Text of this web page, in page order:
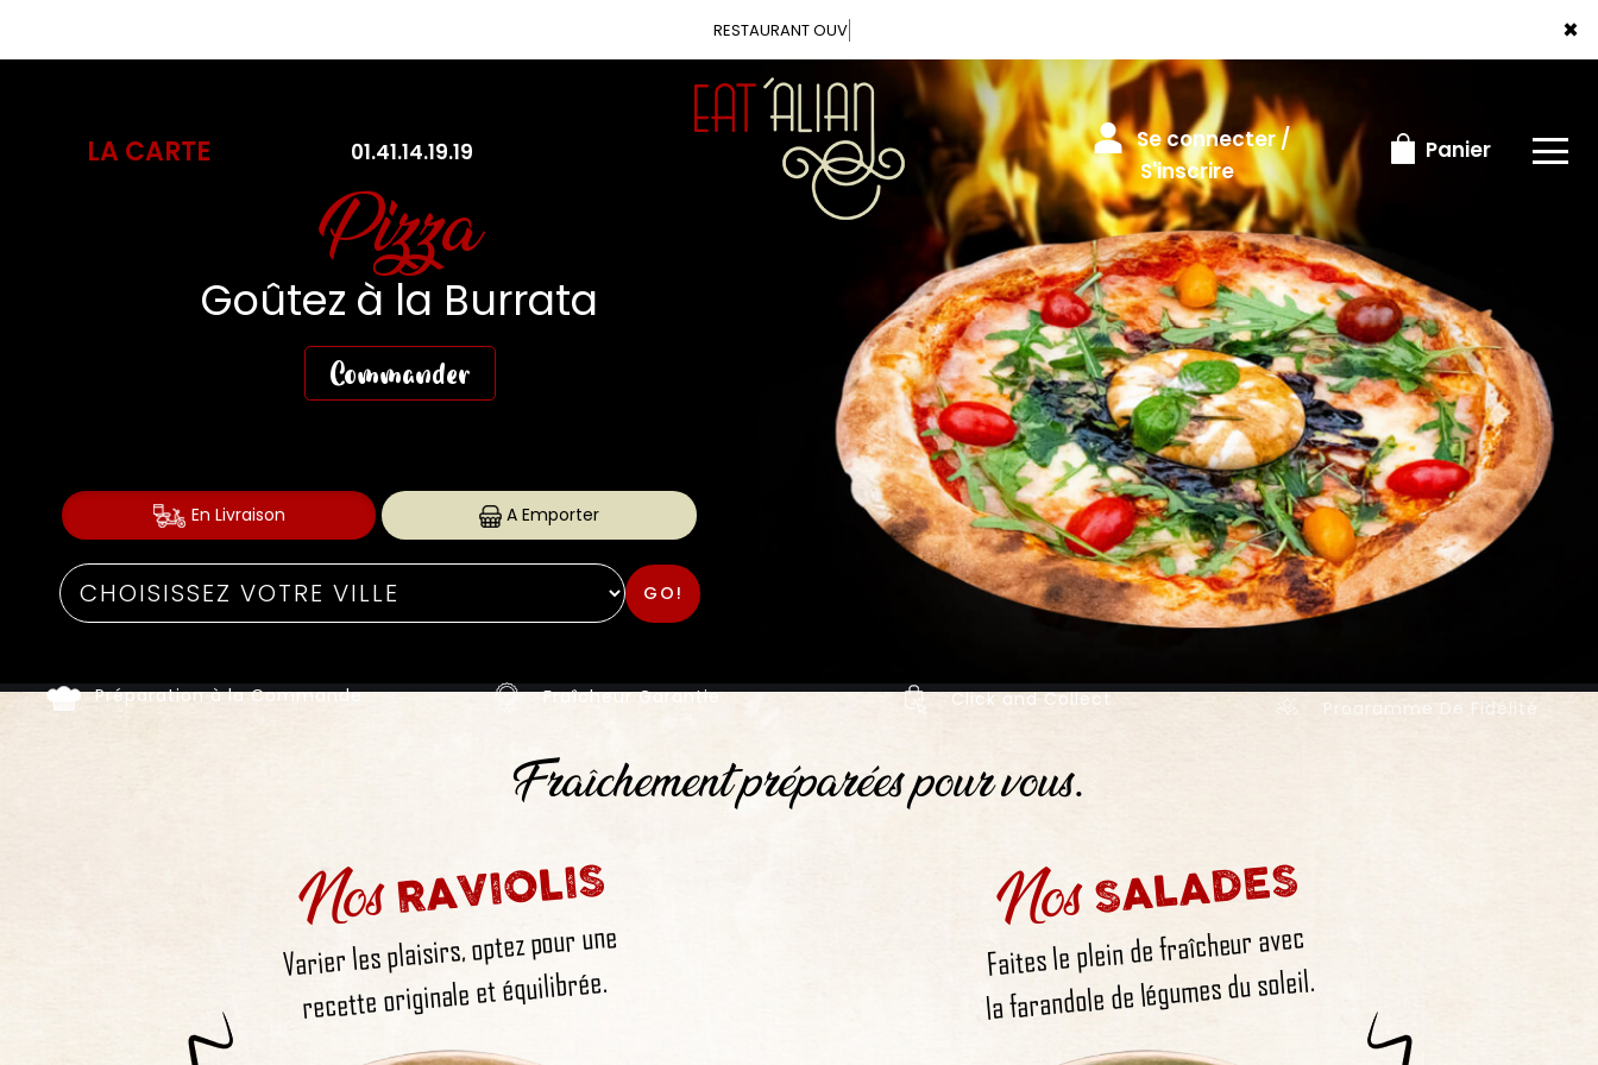
×
Vous pouvez comman
LA CARTE 01.41.14.19.19
Se connecter /
S'inscrire
Panier
En Livraison A Emporter
GO!
Préparation à la Commande Fraîcheur Garantie Click and Collect Programme De Fidélité
Pasta Fresca
Des Pasta aussi fraîches
que gourmandes !
Fraîchement préparées pour vous.
NosRAVIOLIS
Varier les plaisirs, optez pour une
recette originale et équilibrée.
NosSALADES
Faites le plein de fraîcheur avec
la farandole de légumes du soleil.